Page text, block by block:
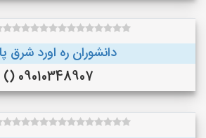
دانشوران ره اورد شرق
09010348907 ()